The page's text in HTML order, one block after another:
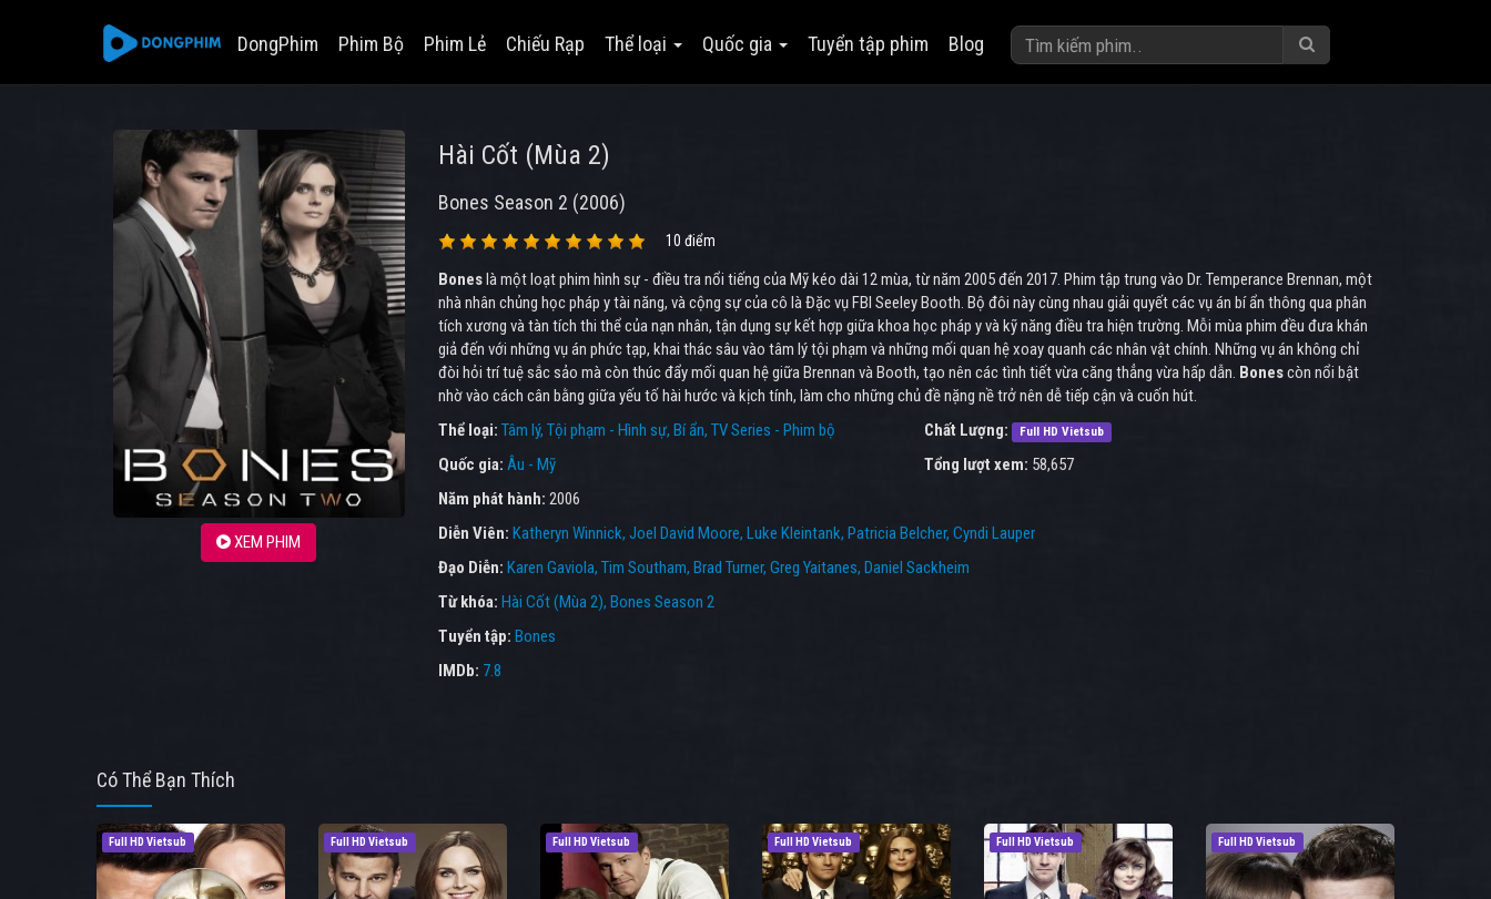
DongPhim Phim Bộ Phim Lẻ Chiếu Rạp Thể loại Quốc gia Tuyển tập phim Blog
XEM PHIM
Hài Cốt (Mùa 2)
Bones Season 2 (2006)
10 điểm
Boneslà một loạt phim hình sự - điều tra nổi tiếng của Mỹ kéo dài 12 mùa, từ năm 2005 đến 2017. Phim tập trung vào Dr. Temperance Brennan, một
nhà nhân chủng học pháp y tài năng, và cộng sự của cô là Đặc vụ FBI Seeley Booth. Bộ đôi này cùng nhau giải quyết các vụ án bí ẩn thông qua phân
tích xương và tàn tích thi thể của nạn nhân, tận dụng sự kết hợp giữa khoa học pháp y và kỹ năng điều tra hiện trường. Mỗi mùa phim đều đưa khán
giả đến với những vụ án phức tạp, khai thác sâu vào tâm lý tội phạm và những mối quan hệ xoay quanh các nhân vật chính. Những vụ án không chỉ
đòi hỏi trí tuệ sắc sảo mà còn thúc đẩy mối quan hệ giữa Brennan và Booth, tạo nên các tình tiết vừa căng thẳng vừa hấp dẫn. Bonescòn nổi bật
nhờ vào cách cân bằng giữa yếu tố hài hước và kịch tính, làm cho những chủ đề nặng nề trở nên dễ tiếp cận và cuốn hút.
Thể loại: Tâm lý Tội phạm - Hình sự Bí ẩn TV Series - Phim bộ
Quốc gia: Âu - Mỹ
Năm phát hành: 2006
Chất Lượng: Full HD Vietsub
Tổng lượt xem: 58,657
Diễn Viên: Katheryn Winnick Joel David Moore Luke Kleintank Patricia Belcher Cyndi Lauper
Đạo Diễn: Karen Gaviola Tim Southam Brad Turner Greg Yaitanes Daniel Sackheim
Từ khóa: Hài Cốt (Mùa 2), Bones Season 2
Tuyển tập: Bones
IMDb: 7.8
Có Thể Bạn Thích
Full HD Vietsub Full HD Vietsub Full HD Vietsub Full HD Vietsub Full HD Vietsub Full HD Vietsub